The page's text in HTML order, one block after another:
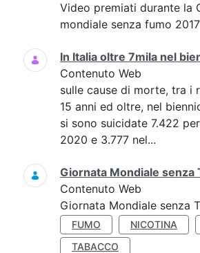
Video premiati durante la
mondiale senza fumo 2017
In Italia oltre 7mila nel
Contenuto Web
sulle cause di morte, tra i
15 anni ed oltre, nel
si sono suicidate 7.422
2020 e 3.777 nel...
Giornata Mondiale senza
Contenuto Web
Giornata Mondiale senza
FUMO NICOTINA
TABACCO